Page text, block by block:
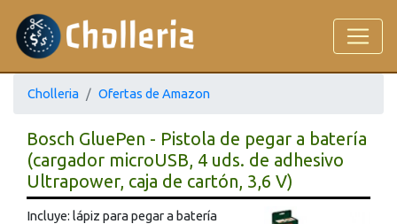
Cholleria Ofertas de Amazon
Bosch GluePen - Pistola de pegar a batería
(cargador microUSB, 4 uds. de adhesivo
Ultrapower, caja de cartón, 3,6 V)
Incluye: lápiz para pegar a batería